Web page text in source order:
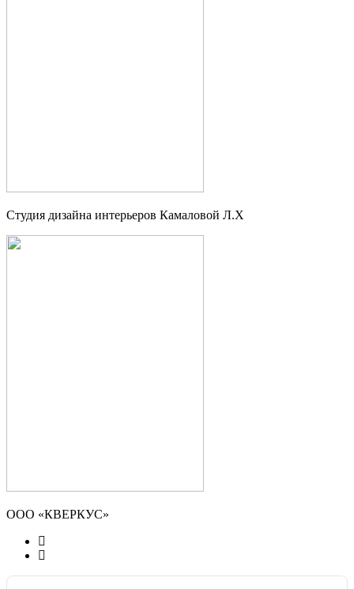
Студия дизайна интерьеров Камаловой Л.Х
ООО «КВЕРКУС»